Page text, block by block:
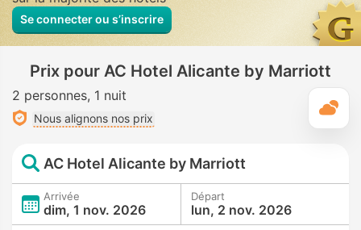
Se connecter ou s’inscrire
Prix pour AC Hotel Alicante by Marriott
2 personnes 1 nuit
Nous alignons nos prix
AC Hotel Alicante by Marriott
Arrivée
dim, 1 nov. 2026
Départ
lun, 2 nov. 2026